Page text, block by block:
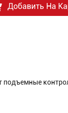
Добавить На